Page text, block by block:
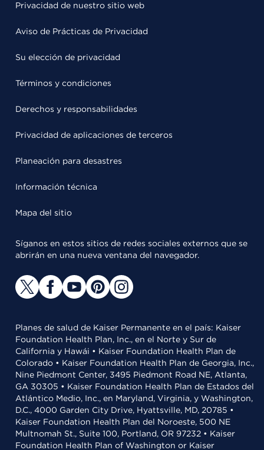
Privacidad de nuestro sitio web
Aviso de Prácticas de Privacidad
Su elección de privacidad
Términos y condiciones
Derechos y responsabilidades
Privacidad de aplicaciones de terceros
Planeación para desastres
Información técnica
Mapa del sitio
Síganos en estos sitios de redes sociales externos que se
abrirán en una nueva ventana del navegador.
Planes de salud de Kaiser Permanente en el país: Kaiser
Foundation Health Plan, Inc., en el Norte y Sur de
California y Hawái • Kaiser Foundation Health Plan de
Colorado • Kaiser Foundation Health Plan de Georgia, Inc.,
Nine Piedmont Center, 3495 Piedmont Road NE, Atlanta,
GA 30305 • Kaiser Foundation Health Plan de Estados del
Atlántico Medio, Inc., en Maryland, Virginia, y Washington,
D.C., 4000 Garden City Drive, Hyattsville, MD, 20785 •
Kaiser Foundation Health Plan del Noroeste, 500 NE
Multnomah St., Suite 100, Portland, OR 97232 • Kaiser
Foundation Health Plan of Washington or Kaiser